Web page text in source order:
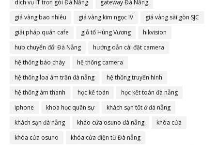
dịch vụ IT trọn gói Đà Nẵng
gateway Đà Nẵng
giá vàng bao nhiêu
giá vàng kim ngọc IV
giá vàng sài gòn SJC
giải pháp quán cafe
giỗ tổ Hùng Vương
hikvision
hub chuyển đổi Đà Nẵng
hướng dẫn cài đặt camera
hệ thống báo cháy
hệ thống camera
hệ thống loa âm trần đà nẵng
hệ thống truyền hình
hệ thống âm thanh
học kế toán
học kết toán đà nẵng
iphone
khoa học quân sự
khách sạn tốt ở đà nẵng
khách sạn đà nẵng
kháo cửa osuno đà nẵng
khóa cửa
khóa cửa osuno
khóa cửa điện từ Đà nẵng